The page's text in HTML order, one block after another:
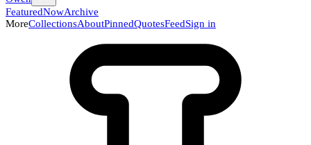
FeaturedNowArchive
MoreCollectionsAboutPinnedQuotesFeedSign in